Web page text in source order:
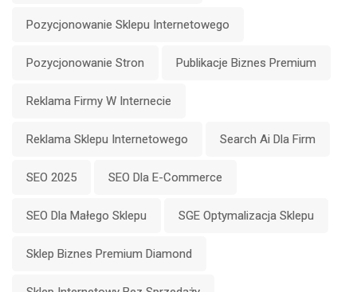
Pozycjonowanie Sklepu Internetowego
Pozycjonowanie Stron Publikacje Biznes Premium
Reklama Firmy W Internecie
Reklama Sklepu Internetowego Search Ai Dla Firm
SEO 2025 SEO Dla E-Commerce
SEO Dla Małego Sklepu SGE Optymalizacja Sklepu
Sklep Biznes Premium Diamond